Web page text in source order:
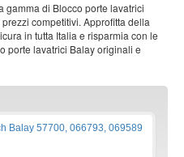
gamma di Blocco porte lavatrici
competitivi. Approfitta della
in tutta Italia e risparmia con le
porte lavatrici Balay originali e